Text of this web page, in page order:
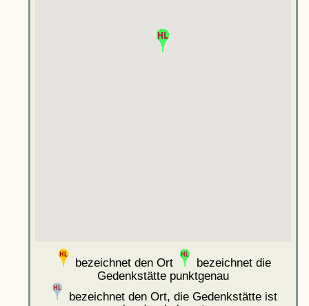
bezeichnet den Ort
bezeichnet die
Gedenkstätte punktgenau
bezeichnet den Ort, die Gedenkstätte ist